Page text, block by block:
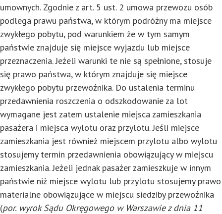
umownych. Zgodnie z art. 5 ust. 2 umowa przewozu osób
podlega prawu państwa, w którym podróżny ma miejsce
zwykłego pobytu, pod warunkiem że w tym samym
państwie znajduje się miejsce wyjazdu lub miejsce
przeznaczenia. Jeżeli warunki te nie są spełnione, stosuje
się prawo państwa, w którym znajduje się miejsce
zwykłego pobytu przewoźnika. Do ustalenia terminu
przedawnienia roszczenia o odszkodowanie za lot
wymagane jest zatem ustalenie miejsca zamieszkania
pasażera i miejsca wylotu oraz przylotu. Jeśli miejsce
zamieszkania jest również miejscem przylotu albo wylotu
stosujemy termin przedawnienia obowiązujący w miejscu
zamieszkania. Jeżeli jednak pasażer zamieszkuje w innym
państwie niż miejsce wylotu lub przylotu stosujemy prawo
materialne obowiązujące w miejscu siedziby przewoźnika
(por. wyrok Sądu Okręgowego w Warszawie z dnia 11